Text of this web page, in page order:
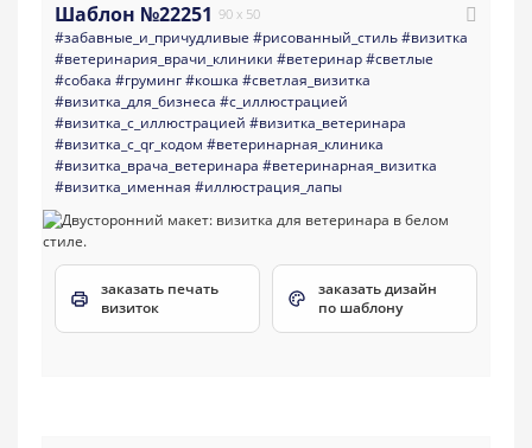
Шаблон №22251 90 x 50
#забавные_и_причудливые #рисованный_стиль#визитка
#ветеринария_врачи_клиники #ветеринар#светлые
#собака #груминг#кошка #светлая_визитка
#визитка_для_бизнеса #с_иллюстрацией
#визитка_с_иллюстрацией #визитка_ветеринара
#визитка_с_qr_кодом #ветеринарная_клиника
#визитка_врача_ветеринара #ветеринарная_визитка
#визитка_именная #иллюстрация_лапы
заказать печать
визиток
заказать дизайн
по шаблону